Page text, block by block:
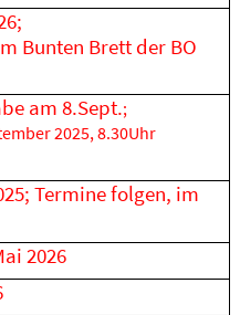
Bunten Brett der BO
am 8.Sept.;
2025, 8.30Uhr
Termine folgen, im
2026